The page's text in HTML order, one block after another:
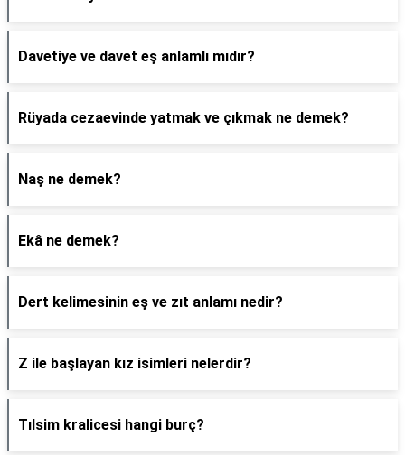
Davetiye ve davet eş anlamlı mıdır?
Rüyada cezaevinde yatmak ve çıkmak ne demek?
Naş ne demek?
Ekâ ne demek?
Dert kelimesinin eş ve zıt anlamı nedir?
Z ile başlayan kız isimleri nelerdir?
Tılsim kralicesi hangi burç?